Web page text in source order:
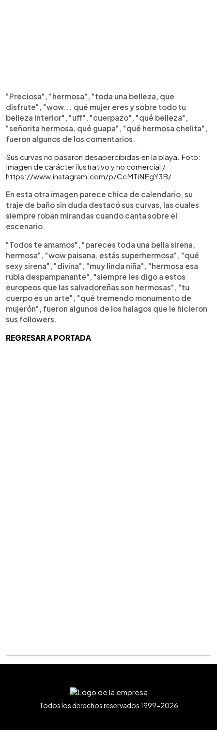
"Preciosa", "hermosa", "toda una belleza, que
disfrute", "wow... qué mujer eres y sobre todo tu
belleza interior", "uff", "cuerpazo", "qué belleza",
"señorita hermosa, qué guapa", "qué hermosa chelita",
fueron algunos de los comentarios.
Sus curvas no pasaron desapercibidas en la playa. Foto:
Imagen de carácter ilustrativo y no comercial /
https://www.instagram.com/p/CcMTiNEgY3B/
En esta otra imagen parece chica de calendario, su
traje de baño sin duda destacó sus curvas, las cuales
siempre roban mirandas cuando canta sobre el
escenario.
"Todos te amamos", "pareces toda una bella sirena,
hermosa", "wow paisana, estás superhermosa", "qué
sexy sirena", "divina", "muy linda niña", "hermosa esa
rubia despampanante", "siempre les digo a estos
europeos que las salvadoreñas son hermosas", "tu
cuerpo es un arte", "qué tremendo monumento de
mujerón", fueron algunos de los halagos que le hicieron
sus followers.
REGRESAR A PORTADA
Todos los derechos reservados 1999-2026